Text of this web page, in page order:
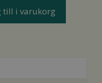
till i varukorg